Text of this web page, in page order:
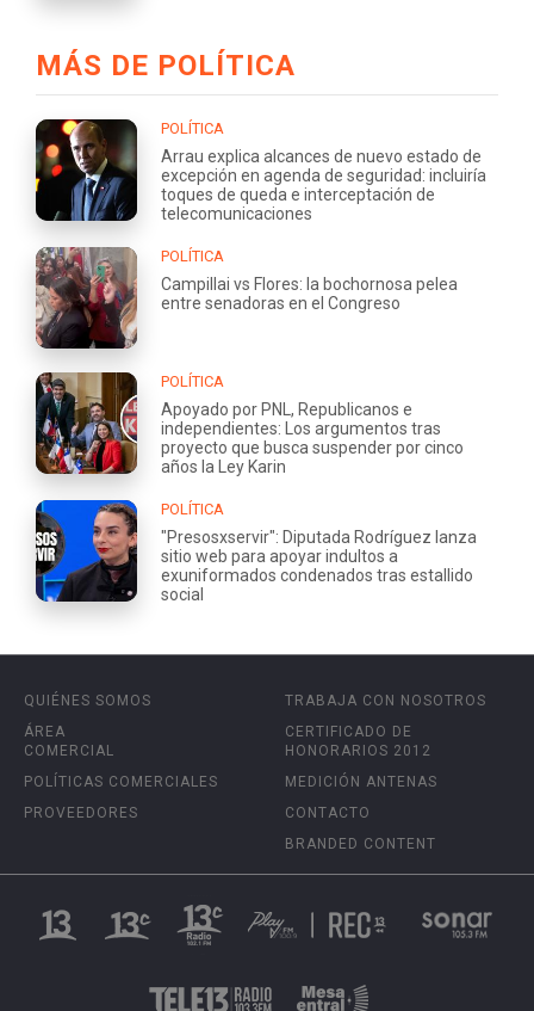
MÁS DE POLÍTICA
POLÍTICA
Arrau explica alcances de nuevo estado de
excepción en agenda de seguridad: incluiría
toques de queda e interceptación de
telecomunicaciones
POLÍTICA
Campillai vs Flores: la bochornosa pelea
entre senadoras en el Congreso
POLÍTICA
Apoyado por PNL, Republicanos e
independientes: Los argumentos tras
proyecto que busca suspender por cinco
años la Ley Karin
POLÍTICA
"Presosxservir": Diputada Rodríguez lanza
sitio web para apoyar indultos a
exuniformados condenados tras estallido
social
QUIÉNES SOMOS
ÁREA
COMERCIAL
POLÍTICAS COMERCIALES
PROVEEDORES
TRABAJA CON NOSOTROS
CERTIFICADO DE
HONORARIOS 2012
MEDICIÓN ANTENAS
CONTACTO
BRANDED CONTENT